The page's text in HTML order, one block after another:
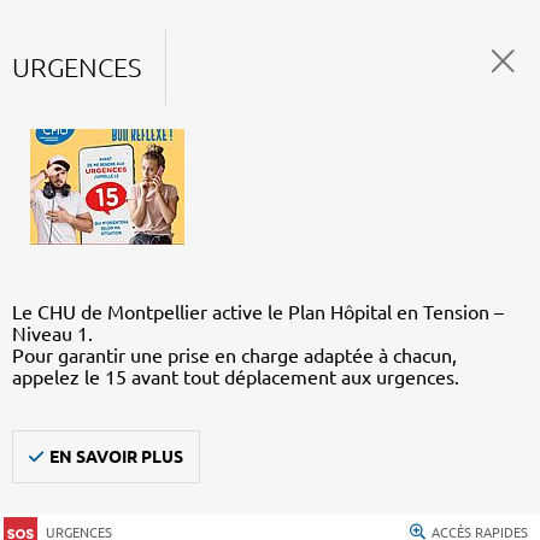
URGENCES
Le CHU de Montpellier active le Plan Hôpital en Tension –
Niveau 1.
Pour garantir une prise en charge adaptée à chacun,
appelez le 15 avant tout déplacement aux urgences.
EN SAVOIR PLUS
URGENCES ACCÈS RAPIDES